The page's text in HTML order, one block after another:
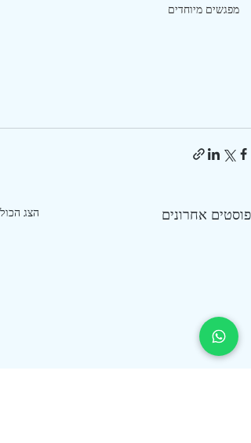
מפגשים מיוחדים
פוסטים אחרונים הצג הכול